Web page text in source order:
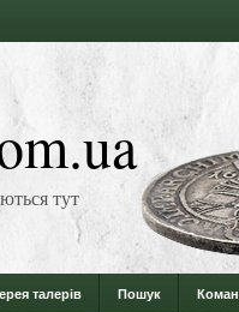
тут
талерів Пошук